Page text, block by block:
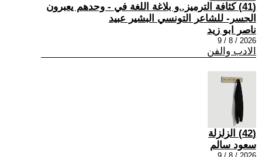
(41) كثافة الترميز..و بلاغة اللغة في - وحدهم يعبرون
الجسر- للشاعر التونسي البشير عبيد
ناصر ابو زيد
2026 / 8 / 9
الادب والفن
(42) الزلزلة
سعود سالم